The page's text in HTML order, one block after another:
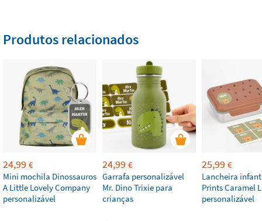
Produtos relacionados
24,99 €
Mini mochila Dinossauros
A Little Lovely Company
personalizável
24,99 €
Garrafa personalizável
Mr. Dino Trixie para
crianças
25,99 €
Lancheira
Prints Caramel
personalizável